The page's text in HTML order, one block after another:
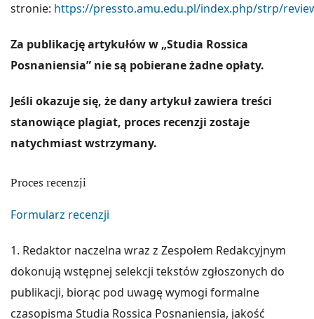
stronie: https://pressto.amu.edu.pl/index.php/strp/
Za publikację artykułów w „Studia Rossica
Posnaniensia” nie są pobierane żadne opłaty.
Jeśli okazuje się, że dany artykuł zawiera treści
stanowiące plagiat, proces recenzji zostaje
natychmiast wstrzymany.
Proces recenzji
Formularz recenzji
1. Redaktor naczelna wraz z Zespołem Redakcyjnym
dokonują wstępnej selekcji tekstów zgłoszonych do
publikacji, biorąc pod uwagę wymogi formalne
czasopisma Studia Rossica Posnaniensia, jakość